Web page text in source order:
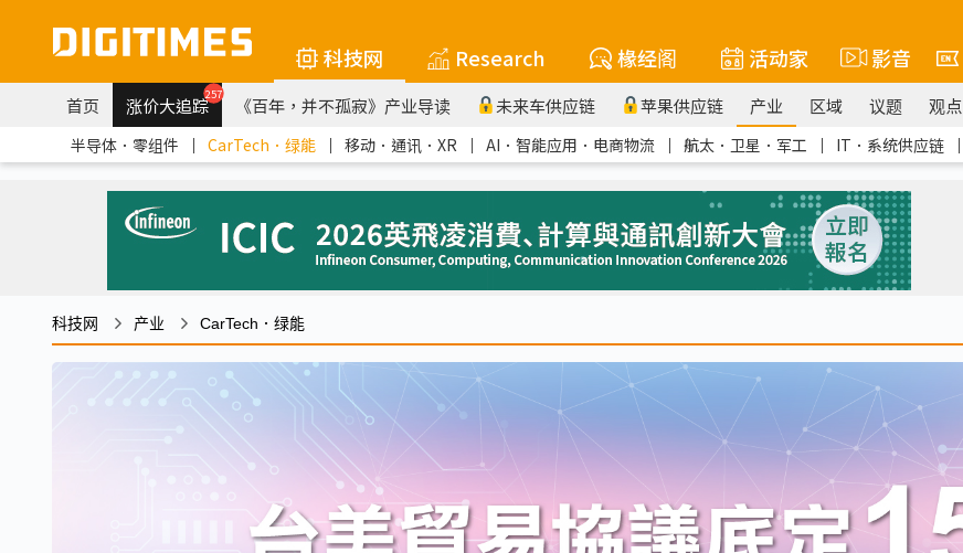
科技网 Research 椽经阁 活动家 影音
首页 涨价大追踪257 《百年，并不孤寂》产业导读 未来车供应链 苹果供应链 产业 区域 议题 观点
半导体．零组件 ｜ CarTech．绿能 ｜ 移动．通讯．XR ｜ AI．智能应用．电商物流 ｜ 航太．卫星．军工 ｜ IT．系统供应链 ｜
科技网 产业 CarTech．绿能